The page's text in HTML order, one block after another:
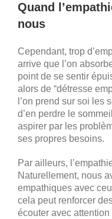
Quand
nous
Cependant, trop
arrive que l’on
point de se sentir
alors de “détresse
l’on prend sur soi les
d’en perdre le
aspirer par les
ses propres besoins.
Par ailleurs,
Naturellement, nous
empathiques avec
cela peut renforcer
écouter avec